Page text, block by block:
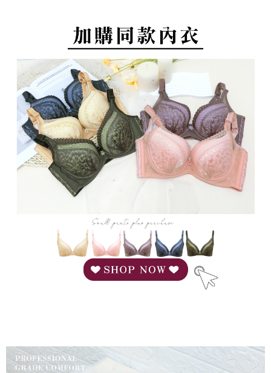
三、利用規約「AFTEE代金後払い」（以下当サービスという）はネットプ
ロテクションズ（以下 AFTEE という）が提供し、AFTEEが代金を徴収し
ます。当サービスご利用の際に提供しなければならない個人情報（注文者
の氏名、電話番号、受取人の氏名、電話番号、受取人住所を含むがこれに
限らない）は、AFTEEに渡され当サービスで必要な範囲内で利用されま
す。AFTEEの個人情報の収集、処理、利用について、詳細はAFTEE公式ホ
ームページの『個人情報の収集、処理及び利用に関する声明』をご参照く
ださい（https://aftee.tw/privacypolicy/ ）。
AFTEEの初回ご利用の際に、審査を通過すれば、最高額がNT$10,000にな
ります。支払い期限を過ぎた場合、その金額に基づいて年利20%の遅延滞
納金が加算されます。未成年の利用者は、事前に法定代理人または後見人
の同意を得ればAFTEEをご利用いただけます。
個人情報の処理、利用について疑問がある、または関連する法律の権利を
行使したい場合は、ネットプロテクションズ
cs_tw@netprotections.co.jp
てAFTEEにご提供いただく、またはAFTEEにあなたの個人情報の収集、処
理、利用を許可することににご同意いただけない場合は、当サービスを選
択しないでください。
配送毎にNT$80、NT$799以上で送料無料
7-11取貨(快速到店)
配送毎にNT$90
宅配/離島不配送
配送毎にNT$80、NT$890以上で送料無料
黑貓貨到付款
配送毎にNT$120
送料を確認